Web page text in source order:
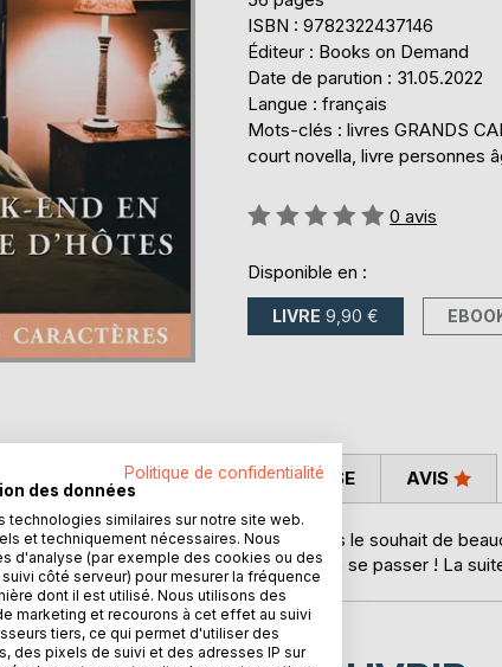
ISBN : 9782322437146
Éditeur : Books on Demand
Date de parution : 31.05.2022
Langue : français
Mots-clés : livres GRANDS
court novella, livre personnes
Évaluation:
0 avis
Disponible en :
LIVRE 9,90 €
escapade en amoureux ! N'est-ce pas le souhait de
Seulement on ne sait jamais ce qui va se passer ! La
AUTEUR(S) CRITIQUES PRESSE AVIS
Politique de confidentialité
des données
similaires sur notre site web.
et techniquement nécessaires. Nous
d'analyse (par exemple des cookies ou des
côté serveur) pour mesurer la fréquence
dont il est utilisé. Nous utilisons des
marketing et recourons à cet effet au suivi
tiers, ce qui permet d'utiliser des
des pixels de suivi et des adresses IP sur